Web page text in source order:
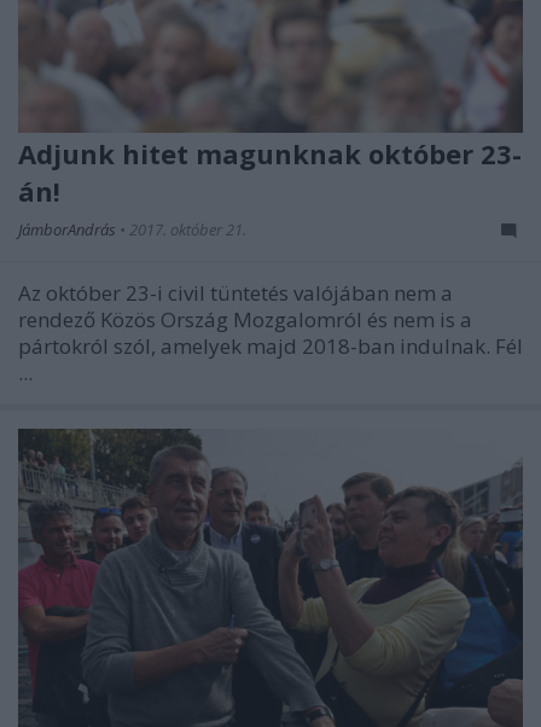
Adjunk hitet magunknak október 23-
án!
JámborAndrás • 2017. október 21.
Az október 23-i civil tüntetés valójában nem a
rendező Közös Ország Mozgalomról és nem is a
pártokról szól, amelyek majd 2018-ban indulnak. Fél
...